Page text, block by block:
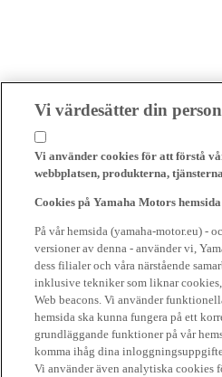
Vi värdesätter din
Vi använder cookies för att förstå
webbplatsen, produkterna,
Cookies på Yamaha Motors hemsida
På vår hemsida (yamaha-motor.eu) -
versioner av denna - använder vi,
dess filialer och våra närstående
inklusive tekniker som liknar cookies,
Web beacons. Vi använder
hemsida ska kunna fungera på ett
grundläggande funktioner på vår
komma ihåg dina
Vi använder även analytiska cookies